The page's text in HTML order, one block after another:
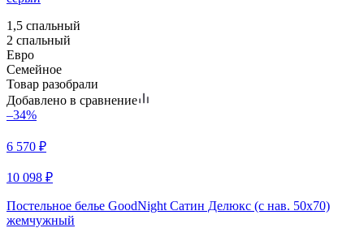
1,5 спальный
2 спальный
Евро
Семейное
Товар разобрали
Добавлено в сравнение
–34%
6 570 ₽
10 098 ₽
Постельное белье GoodNight Сатин Делюкс (с нав. 50х70)
жемчужный